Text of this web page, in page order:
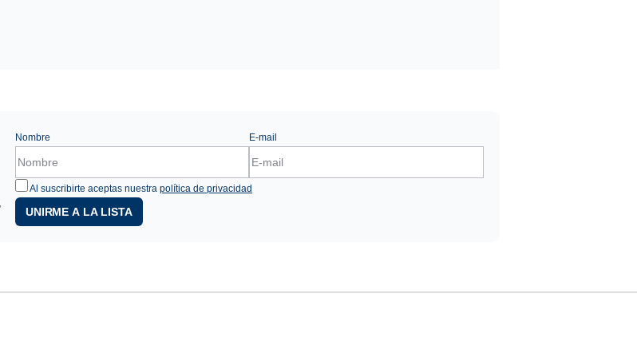
Nombre E-mail
Al suscribirte aceptas nuestra política de privacidad
UNIRME A LA LISTA